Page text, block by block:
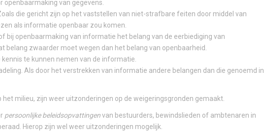
van gegevens.
die gericht zijn op het vaststellen van niet-strafbare feiten door middel van
als informatie openbaar zou komen.
bij openbaarmaking van informatie het belang van de eerbiediging van
belang zwaarder moet wegen dan het belang van openbaarheid.
te kunnen nemen van de informatie.
Als door het verstrekken van informatie andere belangen dan die genoemd in
milieu, zijn weer uitzonderingen op de weigeringsgronden gemaakt.
persoonlijke beleidsopvattingenvan bestuurders, bewindslieden of ambtenaren in
Hierop zijn wel weer uitzonderingen mogelijk.